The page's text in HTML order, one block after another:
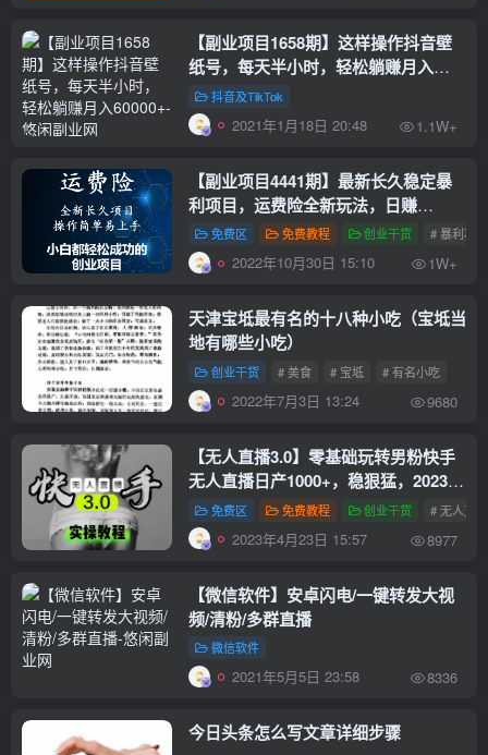
【副业项目1658期】这样操作抖音壁
纸号，每天半小时，轻松躺赚月入
60000+
抖音及TikTok
2021年1月18日 20:48 1.1W+
【副业项目4441期】最新长久稳定暴
利项目，运费险全新玩法，日赚
1000（包含详细教程，全程指导）
免费区 免费教程 创业干货 # 暴利项目
2022年10月30日 15:10 1W+
天津宝坻最有名的十八种小吃（宝坻当
地有哪些小吃）
创业干货 # 美食 # 宝坻 # 有名小吃
2022年7月3日 13:24 9680
【无人直播3.0】零基础玩转男粉快手
无人直播日产1000+，稳狠猛，2023男
粉落地项目实操教程
免费区 免费教程 创业干货 # 无人直播
2023年4月23日 15:57 8977
【微信软件】安卓闪电/一键转发大视
频/清粉/多群直播
微信软件
2021年5月5日 23:58 8336
今日头条怎么写文章详细步骤